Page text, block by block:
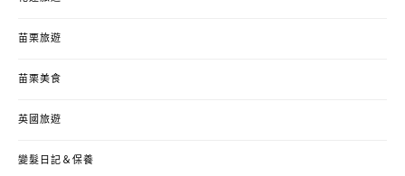
苗栗旅遊
苗栗美食
英國旅遊
變髮日記＆保養